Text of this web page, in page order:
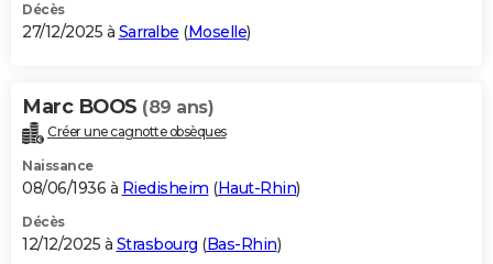
Décès
27/12/2025 à Sarralbe (Moselle)
Marc BOOS (89 ans)
Créer une cagnotte obsèques
Naissance
08/06/1936 à Riedisheim (Haut-Rhin)
Décès
12/12/2025 à Strasbourg (Bas-Rhin)